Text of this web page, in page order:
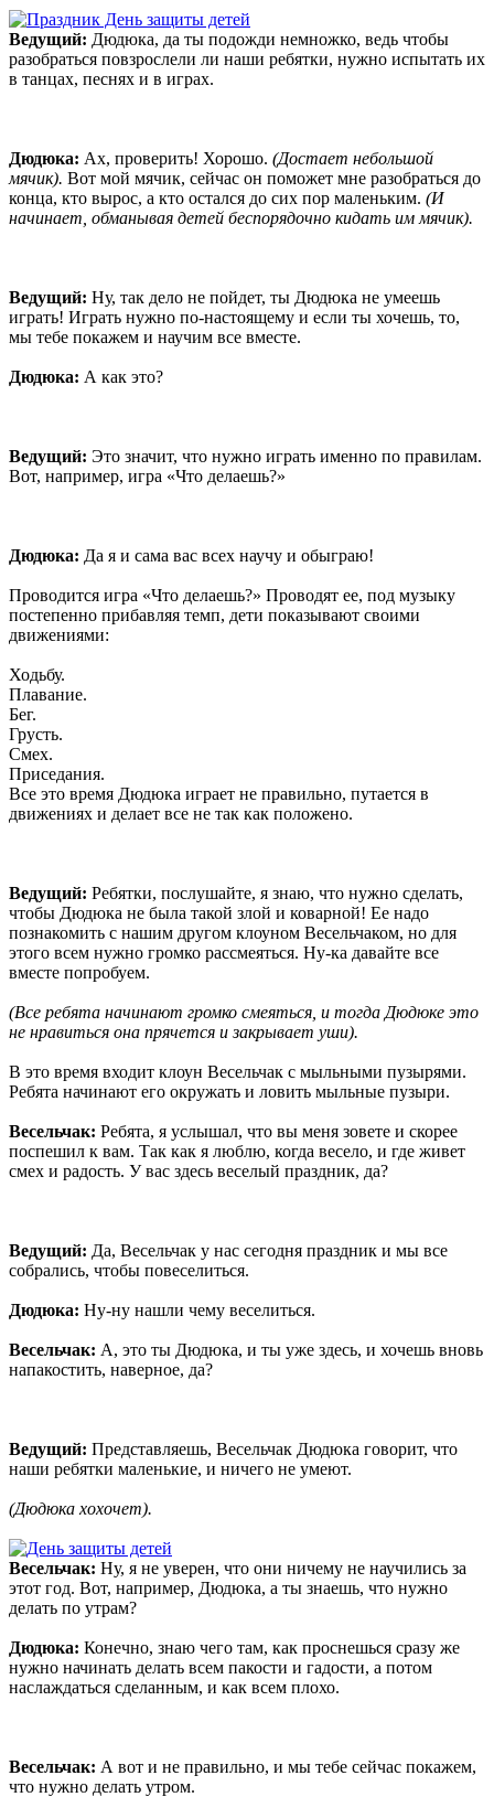
Ведущий: Дюдюка, да ты подожди немножко, ведь чтобы
разобраться повзрослели ли наши ребятки, нужно испытать их
в танцах, песнях и в играх.
Дюдюка: Ах, проверить! Хорошо. (Достает небольшой
мячик). Вот мой мячик, сейчас он поможет мне разобраться до
конца, кто вырос, а кто остался до сих пор маленьким. (И
начинает, обманывая детей беспорядочно кидать им мячик).
Ведущий: Ну, так дело не пойдет, ты Дюдюка не умеешь
играть! Играть нужно по-настоящему и если ты хочешь, то,
мы тебе покажем и научим все вместе.
Дюдюка: А как это?
Ведущий: Это значит, что нужно играть именно по правилам.
Вот, например, игра «Что делаешь?»
Дюдюка: Да я и сама вас всех научу и обыграю!
Проводится игра «Что делаешь?» Проводят ее, под музыку
постепенно прибавляя темп, дети показывают своими
движениями:
Ходьбу.
Плавание.
Бег.
Грусть.
Смех.
Приседания.
Все это время Дюдюка играет не правильно, путается в
движениях и делает все не так как положено.
Ведущий: Ребятки, послушайте, я знаю, что нужно сделать,
чтобы Дюдюка не была такой злой и коварной! Ее надо
познакомить с нашим другом клоуном Весельчаком, но для
этого всем нужно громко рассмеяться. Ну-ка давайте все
вместе попробуем.
(Все ребята начинают громко смеяться, и тогда Дюдюке это
не нравиться она прячется и закрывает уши).
В это время входит клоун Весельчак с мыльными пузырями.
Ребята начинают его окружать и ловить мыльные пузыри.
Весельчак: Ребята, я услышал, что вы меня зовете и скорее
поспешил к вам. Так как я люблю, когда весело, и где живет
смех и радость. У вас здесь веселый праздник, да?
Ведущий: Да, Весельчак у нас сегодня праздник и мы все
собрались, чтобы повеселиться.
Дюдюка: Ну-ну нашли чему веселиться.
Весельчак: А, это ты Дюдюка, и ты уже здесь, и хочешь вновь
напакостить, наверное, да?
Ведущий: Представляешь, Весельчак Дюдюка говорит, что
наши ребятки маленькие, и ничего не умеют.
(Дюдюка хохочет).
Весельчак: Ну, я не уверен, что они ничему не научились за
этот год. Вот, например, Дюдюка, а ты знаешь, что нужно
делать по утрам?
Дюдюка: Конечно, знаю чего там, как проснешься сразу же
нужно начинать делать всем пакости и гадости, а потом
наслаждаться сделанным, и как всем плохо.
Весельчак: А вот и не правильно, и мы тебе сейчас покажем,
что нужно делать утром.